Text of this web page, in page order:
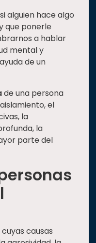
alguien hace algo
que ponerle
a hablar
mental y
de un
de una persona
el
la
la
parte del
causas